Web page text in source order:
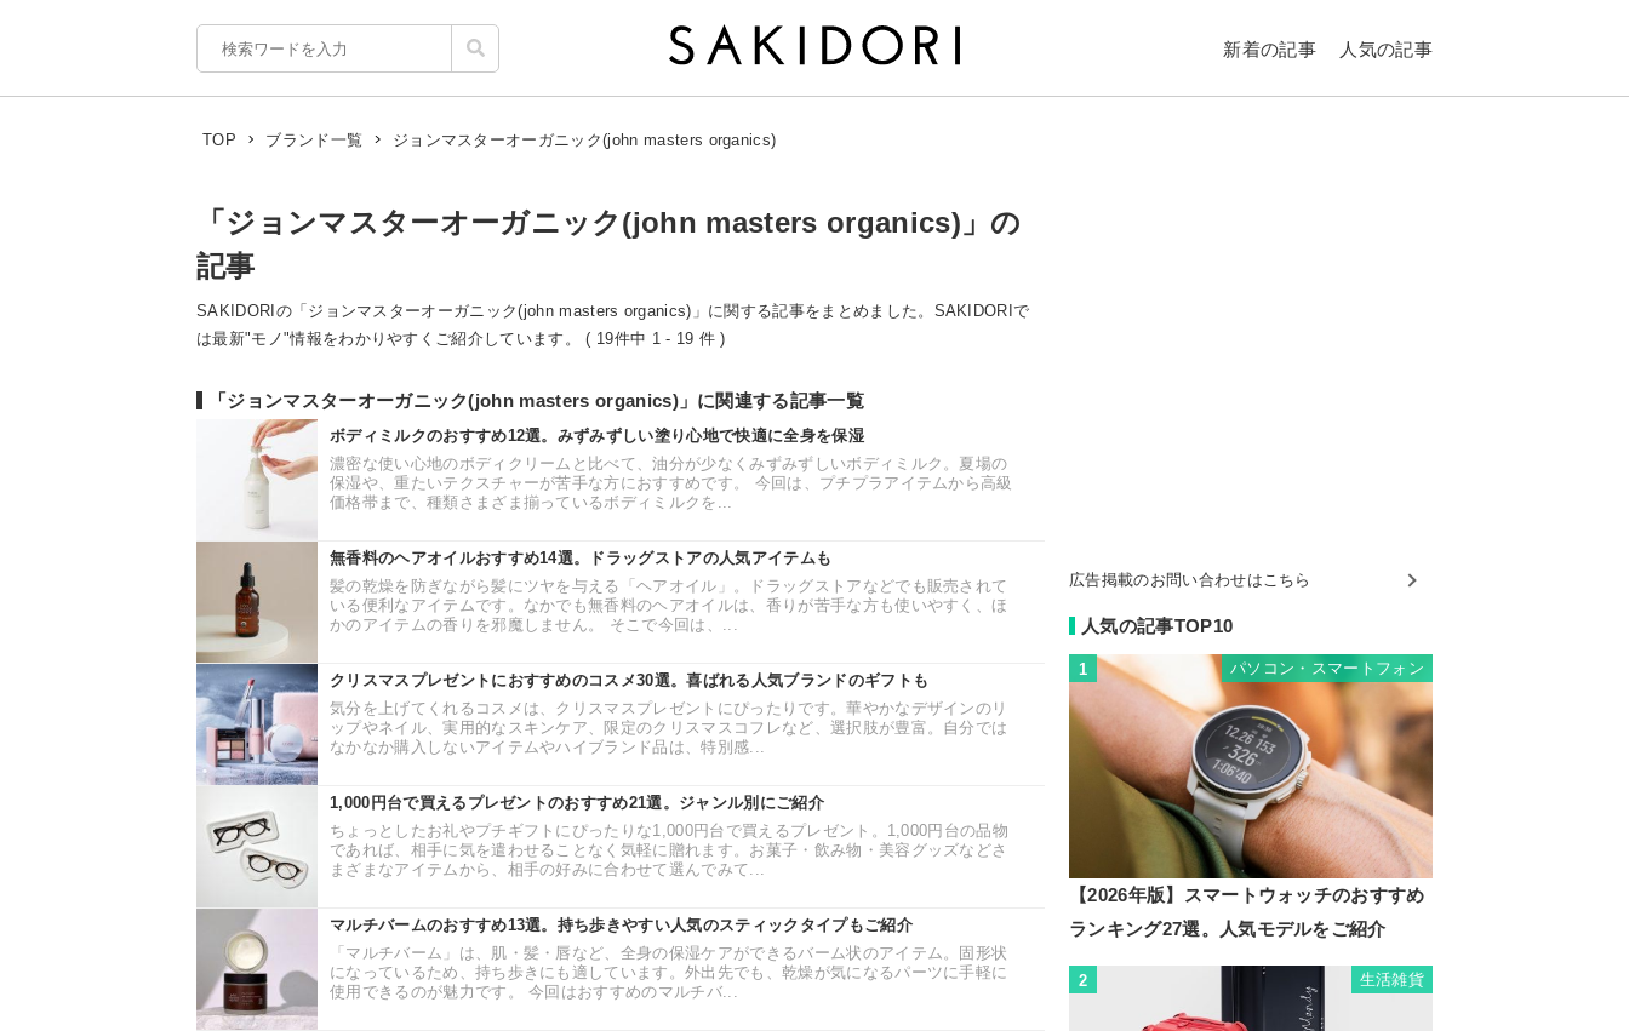
新着の記事 人気の記事
TOP ブランド一覧 ジョンマスターオーガニック(john masters organics)
「ジョンマスターオーガニック(john masters organics)」の
記事
SAKIDORIの「ジョンマスターオーガニック(john masters organics)」に関する記事をまとめました。SAKIDORIで
は最新"モノ"情報をわかりやすくご紹介しています。 ( 19件中 1 - 19 件 )
「ジョンマスターオーガニック(john masters organics)」に関連する記事一覧
ボディミルクのおすすめ12選。みずみずしい塗り心地で快適に全身を保湿
濃密な使い心地のボディクリームと比べて、油分が少なくみずみずしいボディミルク。夏場の
保湿や、重たいテクスチャーが苦手な方におすすめです。 今回は、プチプラアイテムから高級
価格帯まで、種類さまざま揃っているボディミルクを...
無香料のヘアオイルおすすめ14選。ドラッグストアの人気アイテムも
髪の乾燥を防ぎながら髪にツヤを与える「ヘアオイル」。ドラッグストアなどでも販売されて
いる便利なアイテムです。なかでも無香料のヘアオイルは、香りが苦手な方も使いやすく、ほ
かのアイテムの香りを邪魔しません。 そこで今回は、...
クリスマスプレゼントにおすすめのコスメ30選。喜ばれる人気ブランドのギフトも
気分を上げてくれるコスメは、クリスマスプレゼントにぴったりです。華やかなデザインのリ
ップやネイル、実用的なスキンケア、限定のクリスマスコフレなど、選択肢が豊富。自分では
なかなか購入しないアイテムやハイブランド品は、特別感...
1,000円台で買えるプレゼントのおすすめ21選。ジャンル別にご紹介
ちょっとしたお礼やプチギフトにぴったりな1,000円台で買えるプレゼント。1,000円台の品物
であれば、相手に気を遣わせることなく気軽に贈れます。お菓子・飲み物・美容グッズなどさ
まざまなアイテムから、相手の好みに合わせて選んでみて...
マルチバームのおすすめ13選。持ち歩きやすい人気のスティックタイプもご紹介
「マルチバーム」は、肌・髪・唇など、全身の保湿ケアができるバーム状のアイテム。固形状
になっているため、持ち歩きにも適しています。外出先でも、乾燥が気になるパーツに手軽に
使用できるのが魅力です。 今回はおすすめのマルチバ...
広告掲載のお問い合わせはこちら
人気の記事TOP10
1 パソコン・スマートフォン
【2026年版】スマートウォッチのおすすめ
ランキング27選。人気モデルをご紹介
2 生活雑貨